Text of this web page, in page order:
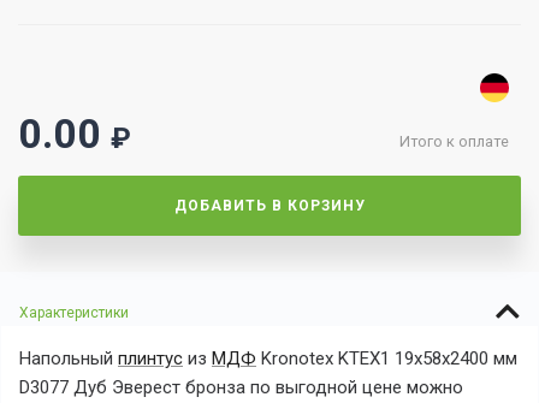
Итого к оплате
0.00 ₽
ДОБАВИТЬ В КОРЗИНУ
Характеристики
Напольный плинтус из МДФ Kronotex KTEX1 19x58x2400 мм
D3077 Дуб Эверест бронза по выгодной цене можно